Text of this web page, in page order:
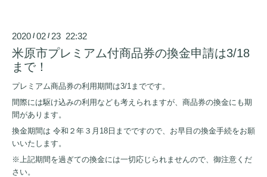
2020 /02 / 23 22:32
米原市プレミアム付商品券の換金申請は3/18
まで！
プレミアム商品券の利用期間は3/1までです。
間際には駆け込みの利用なども考えられますが、商品券の換金にも期
間があります。
換金期間は 令和２年３ 月18日までですので、 お早目の換金手続をお願
いいたします。
※上記期間を過ぎての換金には一切応じられませんので、御注意くだ
さい。